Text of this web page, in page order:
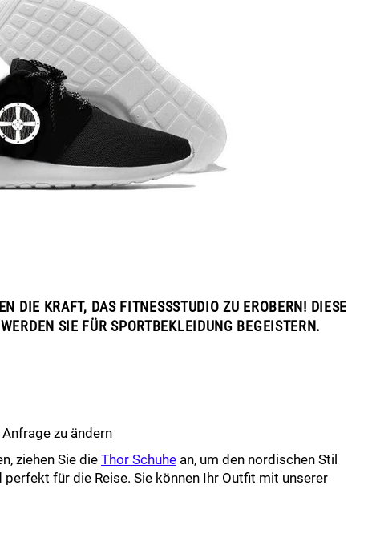
DIE KRAFT, DAS FITNESSSTUDIO ZU EROBERN! DIESE
SIE FÜR SPORTBEKLEIDUNG BEGEISTERN.
zu ändern
ziehen Sie die Thor Schuhe an, um den nordischen Stil
perfekt für die Reise. Sie können Ihr Outfit mit unserer